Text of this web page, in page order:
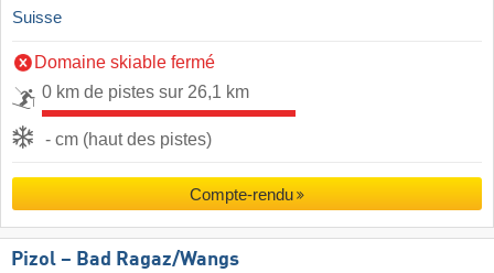
Suisse
Domaine skiable fermé
0 km de pistes sur 26,1 km
- cm (haut des pistes)
Compte-rendu
Pizol – Bad Ragaz/​Wangs